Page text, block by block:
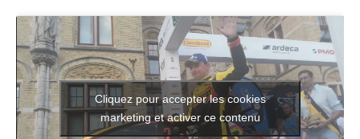
Cliquez pour accepter les cookies
marketing et activer ce contenu